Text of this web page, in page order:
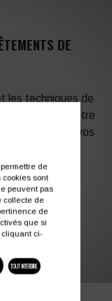
DE
les techniques de
d’optimiser votre
et de vos
?
de
sont
peuvent pas
collecte de
de
que si
cliquant ci-
TOUT INTERDIRE